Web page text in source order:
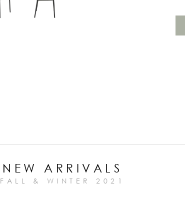
NEW ARRIVALS
FALL & WINTER 2021